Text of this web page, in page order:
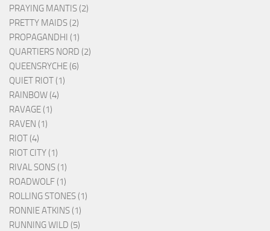
PRAYING MANTIS (2)
PRETTY MAIDS (2)
PROPAGANDHI (1)
QUARTIERS NORD (2)
QUEENSRYCHE (6)
QUIET RIOT (1)
RAINBOW (4)
RAVAGE (1)
RAVEN (1)
RIOT (4)
RIOT CITY (1)
RIVAL SONS (1)
ROADWOLF (1)
ROLLING STONES (1)
RONNIE ATKINS (1)
RUNNING WILD (5)